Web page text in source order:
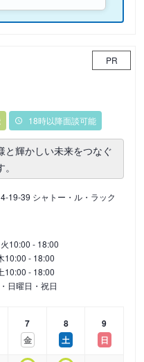
PR
18時以降面談可能
と輝かしい未来をつなぐ
19-39 シャトー・ル・ラック
火10:00 - 18:00
10:00 - 18:00
10:00 - 18:00
日曜日・祝日
7
金
8
土
9
日